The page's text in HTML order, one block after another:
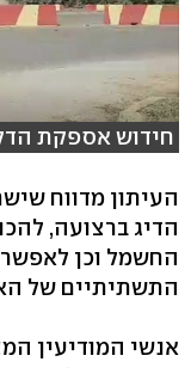
חידוש אספקת
העיתון מדווח
הדיג ברצועה,
החשמל וכן
התשתיתיים של
אנשי המודיעין